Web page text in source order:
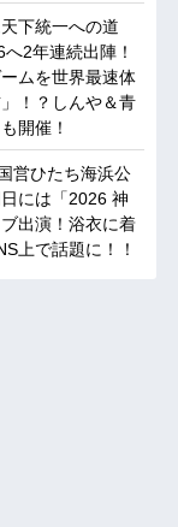
下統一への道
2年連続出陣！
ムを世界最速体
！？しんや＆青
開催！
営ひたち海浜公
には「2026 神
出演！浴衣に着
上で話題に！！